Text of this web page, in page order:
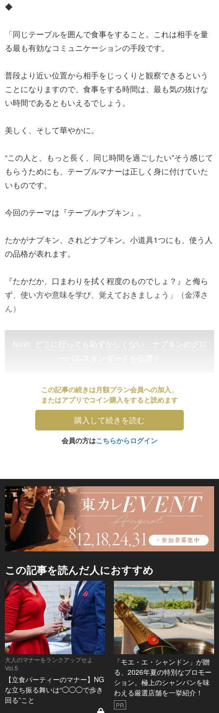
◆
「同じテーブルを囲んで食事をすること。これは相手を量
る最も有効なコミュニケーションの手段です。
普段より近い位置から相手をじっくりと観察できるという
ことになりますので、食事をする時間は、最も気の抜けな
い時間であるともいえるでしょう。
美しく、そして華やかに。
“この人と、もっと長く、同じ時間を過ごしたい”そう感じて
もらうためにも、テーブルマナーは正しく身に付けていた
いものです。
今回のテーマは『テーブルナプキン』。
たかがナプキン、されどナプキン。小道具1つにも、使う人
の品格が表れます。
『たかだか、口まわりを拭く程度のものでしょ？』と侮ら
ず、使い方や意味を学び、覚えておきましょう」（金澤さ
ん）
この記事の続きは月額プラン会員への加入、
またはアプリでコイン購入をすると読めます
購入して続きを読む
会員の方はこちらからログイン
この記事を読んだ人におすすめ
大人のマナーをランクアップせよ
Vol.5
【立食パーティーのマナー】NG
な立ち振る舞いは“◯◯◯で歩き
回る”こと
「モエ・エ・シャンドン」が贈
る、2026年夏の特別なプロモー
ション。極上のシャンパンを味
わえる厳選店舗を一挙紹介！
PR